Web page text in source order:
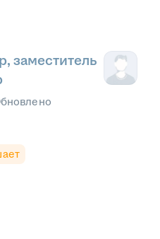
заместитель